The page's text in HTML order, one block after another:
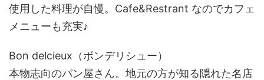
使用した料理が自慢。Cafe&Restrant なのでカフェ
メニューも充実♪
Bon delcieux （ボンデリシュー）
本物志向のパン屋さん。地元の方が知る隠れた名店